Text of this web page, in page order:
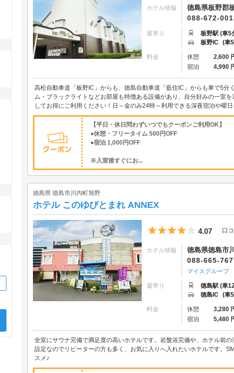
ホテル情報
徳島県板野郡
088-672-
最寄り
板野駅 (車5
板野IC (車
料金 休憩 2,600
宿泊
4,990
高松自動車道「板野IC」からも、徳島自動車道「藍住IC」からも車で5分
ム・ブラックライトなどお部屋も特徴ある設備があり、自分好みの一室
してお得にご利用ください！日～金のみ24時～利用できる深夜宿泊や曜
【平日・休日問わずいつでもクーポンご利用OK】
●休憩・フリータイム 500円OFF
●宿泊 1,000円OFF
※入室後すぐにお...
徳島県 徳島市川内町旭野
ホテル このゆびとまれ ANNEX
5つ星のう
4.07 口コ
ホテル情報
徳島県徳島市
088-665-
マイスグループ
最寄り
徳島駅 (車
徳島IC (車
料金 休憩 3,280
宿泊
5,480
全室にサウナ完備で満足度の高いホテルです。岩盤浴完備や、ホテル前
設定なのでリピーターの方も多く、お気に入りへ入れたいホテルです。
スメ♪